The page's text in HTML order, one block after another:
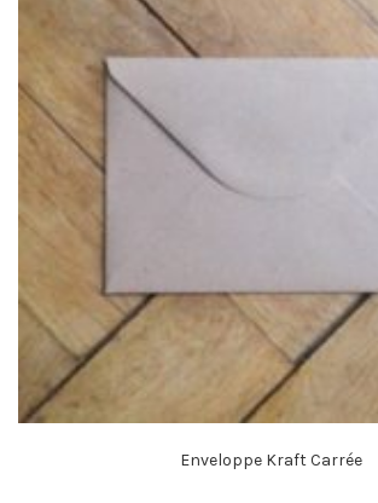
Enveloppe Kraft Carrée